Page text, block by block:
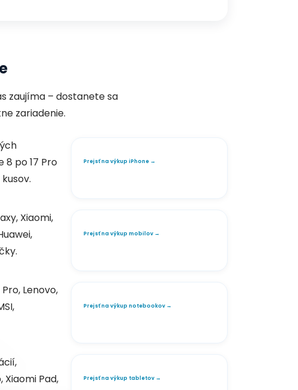
zaujíma – dostanete sa
zariadenie.
8 po 17 Pro
Prejsť na výkup iPhone →
Xiaomi,
Prejsť na výkup mobilov →
Lenovo,
Prejsť na výkup notebookov →
Xiaomi Pad,
Prejsť na výkup tabletov →